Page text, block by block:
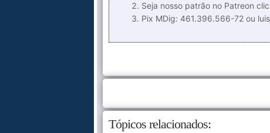
Seja nosso patrão no Patreon
Pix MDig: 461.396.566-72 ou
Tópicos relacionados: